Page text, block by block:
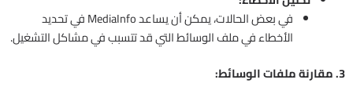
في بعض الحالات، يمكن أن يساعد MediaInfo في تحديد
الأخطاء في ملف الوسائط التي قد تتسبب في مشاكل التشغيل.
3. مقارنة ملفات الوسائط: